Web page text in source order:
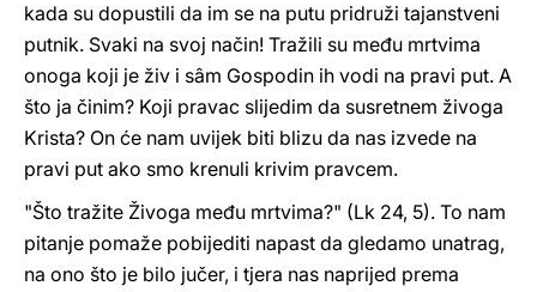
kada su dopustili da im se na putu pridruži tajanstveni
putnik. Svaki na svoj način! Tražili su među mrtvima
onoga koji je živ i sâm Gospodin ih vodi na pravi put. A
što ja činim? Koji pravac slijedim da susretnem živoga
Krista? On će nam uvijek biti blizu da nas izvede na
pravi put ako smo krenuli krivim pravcem.
"Što tražite Živoga među mrtvima?" (Lk 24, 5). To nam
pitanje pomaže pobijediti napast da gledamo unatrag,
na ono što je bilo jučer, i tjera nas naprijed prema